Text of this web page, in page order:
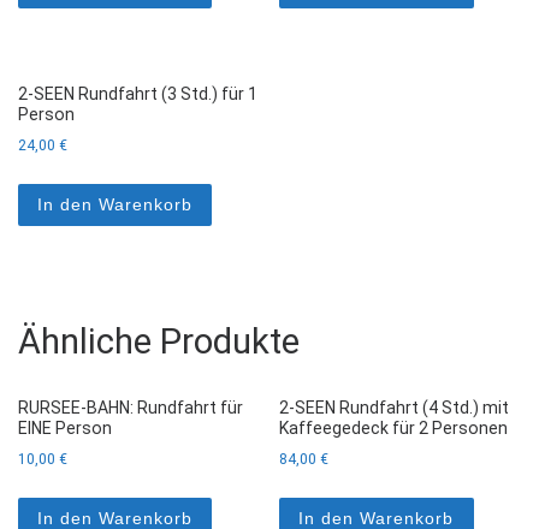
2-SEEN Rundfahrt (3 Std.) für 1
Person
24,00 €
In den Warenkorb
Ähnliche Produkte
RURSEE-BAHN: Rundfahrt für
EINE Person
10,00 €
In den Warenkorb
2-SEEN Rundfahrt (4 Std.) mit
Kaffeegedeck für 2 Personen
84,00€
In den Warenkorb